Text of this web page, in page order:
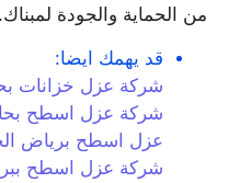
من الحماية والجودة لمبناك.
قد يهمك ايضا:
شركة عزل خزانات
شركة عزل اسطح
عزل اسطح برياض
شركة عزل اسطح